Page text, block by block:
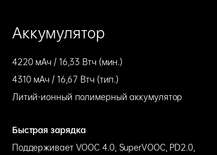
Аккумулятор
4220 мАч / 16,33 Втч (мин.)
4310 мАч / 16,67 Втч (тип.)
Литий-ионный полимерный аккумулятор
Быстрая зарядка
Поддерживает VOOC 4.0, SuperVOOC, PD2.0,